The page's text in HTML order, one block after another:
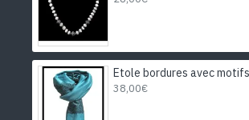
38,00€